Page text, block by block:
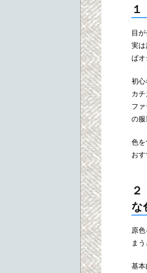
目
実
ば
初
カ
フ
の服
色
おす
な
原
ま
基